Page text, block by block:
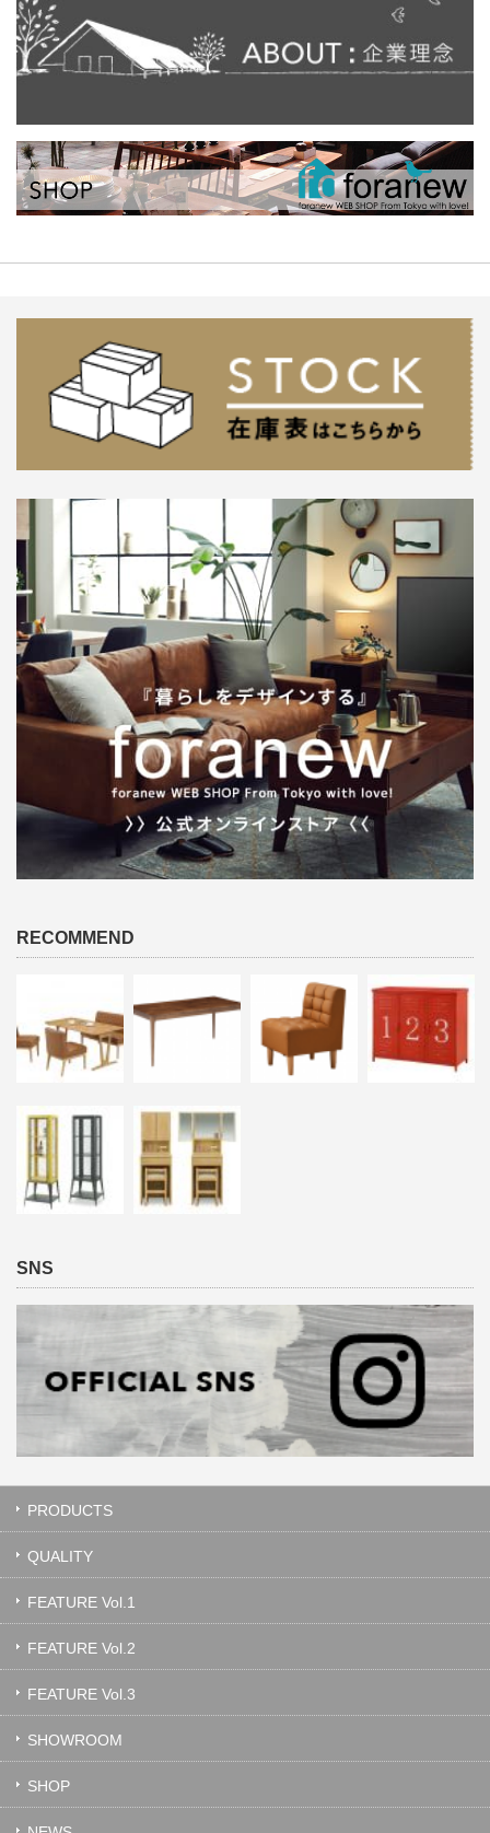
RECOMMEND
SNS
PRODUCTS
QUALITY
FEATURE Vol.1
FEATURE Vol.2
FEATURE Vol.3
SHOWROOM
SHOP